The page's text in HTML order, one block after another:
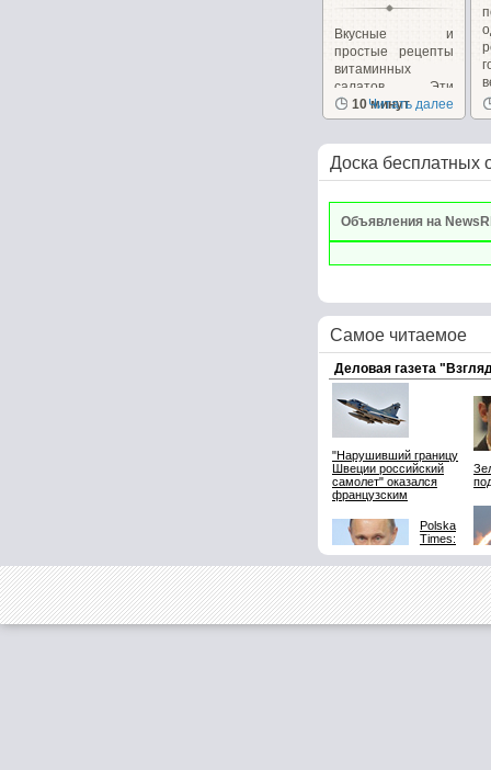
Вкусные и
простые рецепты
витаминных
салатов. Эти
салаты очень
вкусные сами...
10 минут
Читать далее
Доска бесплатных
Объявления на
Самое читаемое